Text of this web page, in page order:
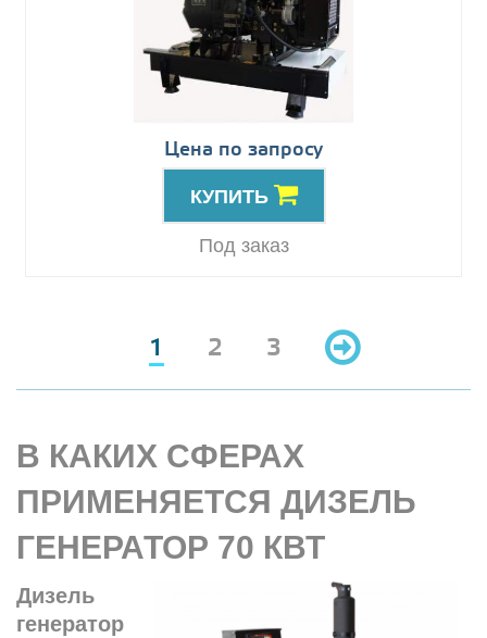
Цена по запросу
КУПИТЬ
Под заказ
1 2 3
В КАКИХ СФЕРАХ
ПРИМЕНЯЕТСЯ ДИЗЕЛЬ
ГЕНЕРАТОР 70 КВТ
Дизель
генератор